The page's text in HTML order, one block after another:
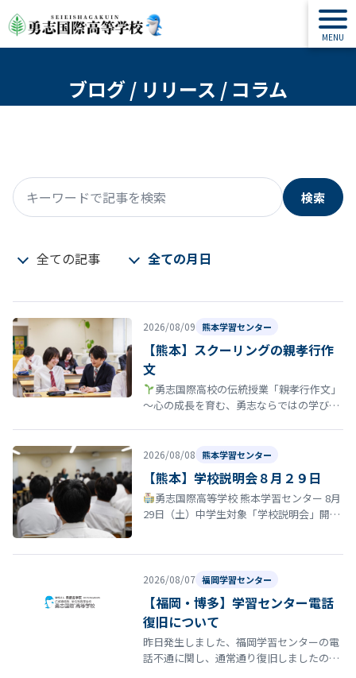
ブログ / リリース / コラム
キーワードで記事を検索
検索
全ての記事 全ての月日
2026/08/09 熊本学習センター
【熊本】スクーリングの親孝行作
文
勇志国際高校の伝統授業「親孝行作文」
〜心の成長を育む、勇志ならではの学び〜
2026/08/08 熊本学習センター
【熊本】学校説明会８月２９日
勇志国際高等学校 熊本学習センター 8月
29日（土）中学生対象「学校説明会」開催
2026/08/07 福岡学習センター
【福岡・博多】学習センター電話
復旧について
昨日発生しました、福岡学習センターの電
話不通に関し、通常通り復旧しましたので